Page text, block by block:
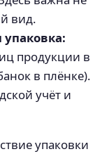
вид.
упаковка:
продукции в
в плёнке).
учёт и
упаковки